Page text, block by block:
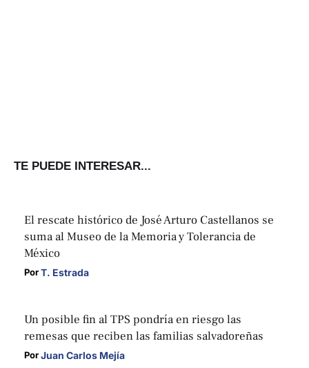
TE PUEDE INTERESAR...
El rescate histórico de José Arturo Castellanos se
suma al Museo de la Memoria y Tolerancia de
México
Por T. Estrada
Un posible fin al TPS pondría en riesgo las
remesas que reciben las familias salvadoreñas
Por Juan Carlos Mejía